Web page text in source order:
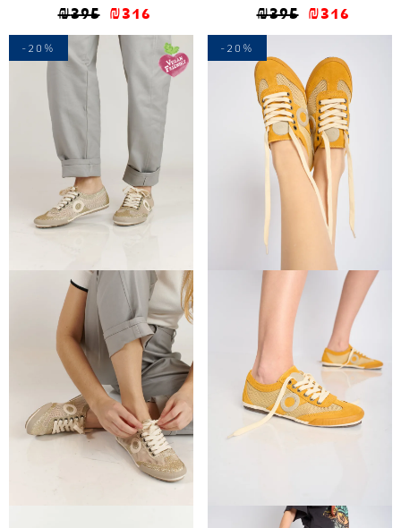
₪395 ₪316
₪395 ₪316
-20%
-20%